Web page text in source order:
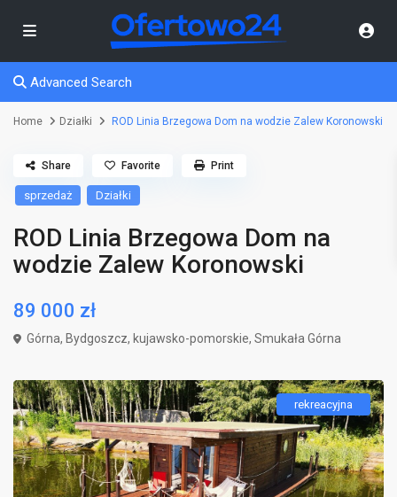
Advanced Search
Home Działki ROD Linia Brzegowa Dom na wodzie Zalew Koronowski
sprzedaż Działki
ROD Linia Brzegowa Dom na
wodzie Zalew Koronowski
89 000 zł
Górna, Bydgoszcz, kujawsko-pomorskie,Smukała Górna
Share Favorite Print
rekreacyjna